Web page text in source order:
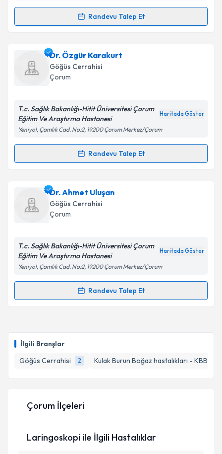
İlgili Branşlar
Göğüs Cerrahisi
2 Kulak Burun Boğaz hastalıkları - KBB
Takvim Talebini Gönder
Randevu Talep Et
Randevu Takvimi Talebi
Doç. Dr. Sertaç Arslaniçin randevu takvimi talebi
oluşturun. Size bu uzmandan randevu almanız için bir
takvim hazırlandığında e-posta ile bilgilendireceğiz.
Kişisel verilerimin işlenmesine ilişkinAydınlatma
'ni okudum ve kişisel verilerimin belirtilen
kapsamda işlenmesini kabul ediyorum.
Takvim Talebini Gönder
Dr. Özgür Karakurt
Göğüs Cerrahisi
Çorum
T.c. Sağlık Bakanlığı-Hitit Üniversitesi Çorum
Eğitim Ve Araştırma Hastanesi
Haritada Göster
Yeniyol, Çamlık Cad. No:2, 19200 Çorum Merkez/Çorum
Randevu Talep Et
Randevu Takvimi Talebi
Dr. Özgür Karakurtiçin randevu takvimi talebi
oluşturun. Size bu uzmandan randevu almanız için bir
takvim hazırlandığında e-posta ile bilgilendireceğiz.
Kişisel verilerimin işlenmesine ilişkinAydınlatma
'ni okudum ve kişisel verilerimin belirtilen
kapsamda işlenmesini kabul ediyorum.
Takvim Talebini Gönder
Dr. Ahmet Uluşan
Göğüs Cerrahisi
Çorum
T.c. Sağlık Bakanlığı-Hitit Üniversitesi Çorum
Eğitim Ve Araştırma Hastanesi
Haritada Göster
Yeniyol, Çamlık Cad. No:2, 19200 Çorum Merkez/Çorum
Randevu Talep Et
Randevu Takvimi Talebi
takvim hazırlandığında e-posta ile bilgilendireceğiz.
E-posta Adresiniz
kapsamda işlenmesini kabul ediyorum.
Çorum İlçeleri
Laringoskopi ile İlgili Hastalıklar